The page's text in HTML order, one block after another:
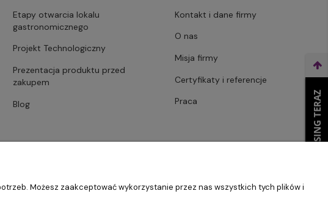
Etapy otwarcia lokalu
gastronomicznego
Projekt Technologiczny
Prezentacja produktu przed
zakupem
Blog
Kontakt i dane firmy
O nas
Misja firmy
Certyfikaty i referencje
Praca
Możesz zaakceptować wykorzystanie przez nas wszystkich tych plików i
WEŹ LEASING TERAZ